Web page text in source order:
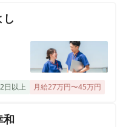
数・時間相談OK◎ダ
ったり向き合う看護
日以上 月給27万円〜45万円